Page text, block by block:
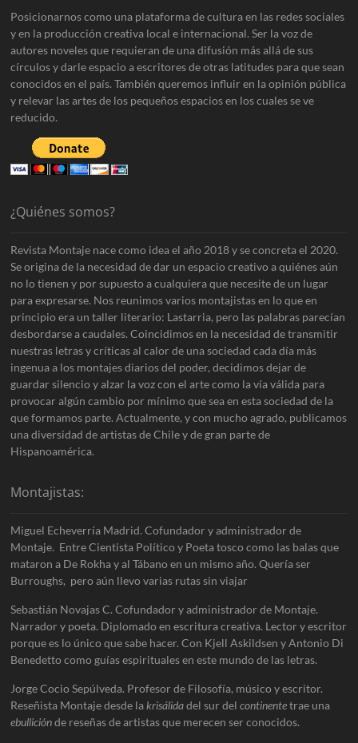
Posicionarnos como una plataforma de cultura en las redes sociales
y en la producción creativa local e internacional. Ser la voz de
autores noveles que requieran de una difusión más allá de sus
círculos y darle espacio a escritores de otras latitudes para que sean
conocidos en el país. También queremos influir en la opinión pública
y relevar las artes de los pequeños espacios en los cuales se ve
reducido.
¿Quiénes somos?
Revista Montaje nace como idea el año 2018 y se concreta el 2020.
Se origina de la necesidad de dar un espacio creativo a quiénes aún
no lo tienen y por supuesto a cualquiera que necesite de un lugar
para expresarse. Nos reunimos varios montajistas en lo que en
principio era un taller literario: Lastarria, pero las palabras parecían
desbordarse a caudales. Coincidimos en la necesidad de transmitir
nuestras letras y críticas al calor de una sociedad cada día más
ingenua a los montajes diarios del poder, decidimos dejar de
guardar silencio y alzar la voz con el arte como la vía válida para
provocar algún cambio por mínimo que sea en esta sociedad de la
que formamos parte. Actualmente, y con mucho agrado, publicamos
una diversidad de artistas de Chile y de gran parte de
Hispanoamérica.
Montajistas:
Miguel Echeverría Madrid. Cofundador y administrador de
Montaje. Entre Cientista Político y Poeta tosco como las balas que
mataron a De Rokha y al Tábano en un mismo año. Quería ser
Burroughs, pero aún llevo varias rutas sin viajar
Sebastián Novajas C. Cofundador y administrador de Montaje.
Narrador y poeta. Diplomado en escritura creativa. Lector y escritor
porque es lo único que sabe hacer. Con Kjell Askildsen y Antonio Di
Benedetto como guías espirituales en este mundo de las letras.
Jorge Cocio Sepúlveda. Profesor de Filosofía, músico y escritor.
Reseñista Montaje desde lakrisálidadel sur delcontinentetrae una
ebulliciónde reseñas de artistas que merecen ser conocidos.